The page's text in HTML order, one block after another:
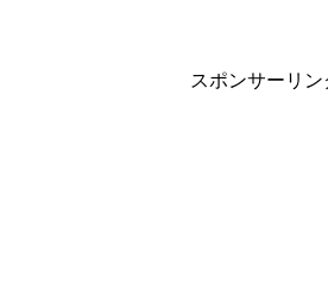
スポンサーリン